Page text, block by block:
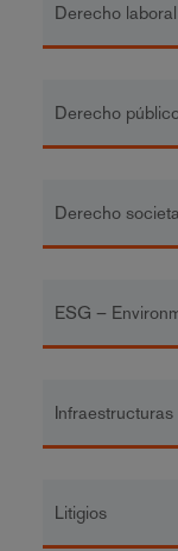
Derecho laboral
Derecho
Derecho
ESG –
Infraestructuras
Litigios